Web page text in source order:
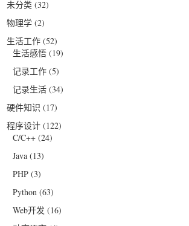
未分类 (32)
物理学 (2)
生活工作 (52)
生活感悟 (19)
记录工作 (5)
记录生活 (34)
硬件知识 (17)
程序设计 (122)
C/C++ (24)
Java (13)
PHP (3)
Python (63)
Web开发 (16)